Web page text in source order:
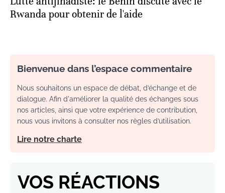
Rwanda pour obtenir de l'aide
Bienvenue dans l’espace commentaire
Nous souhaitons un espace de débat, d’échange et de
dialogue. Afin d'améliorer la qualité des échanges sous
nos articles, ainsi que votre expérience de contribution,
nous vous invitons à consulter nos règles d’utilisation.
Lire notre charte
VOS RÉACTIONS